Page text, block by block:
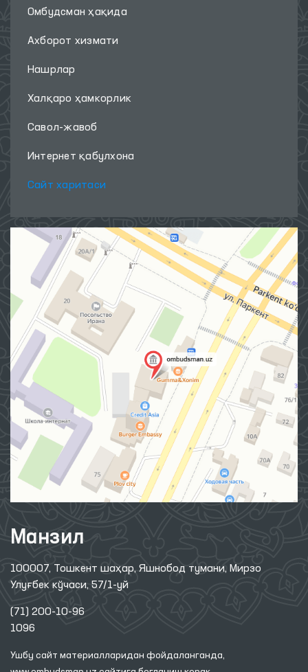
Омбудсман ҳақида
Ахборот хизмати
Нашрлар
Халқаро ҳамкорлик
Савол-жавоб
Интернет қабулхона
Сайт харитаси
Манзил
100007, Тошкент шаҳар, Яшнобод тумани, Мирзо
Улуғбек кўчаси, 57/1-уй
(71) 200-10-96
1096
Ушбу сайт материалларидан фойдаланганда,